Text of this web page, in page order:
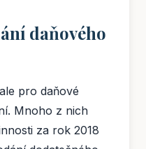
daňového
pro daňové
Mnoho z nich
za rok 2018